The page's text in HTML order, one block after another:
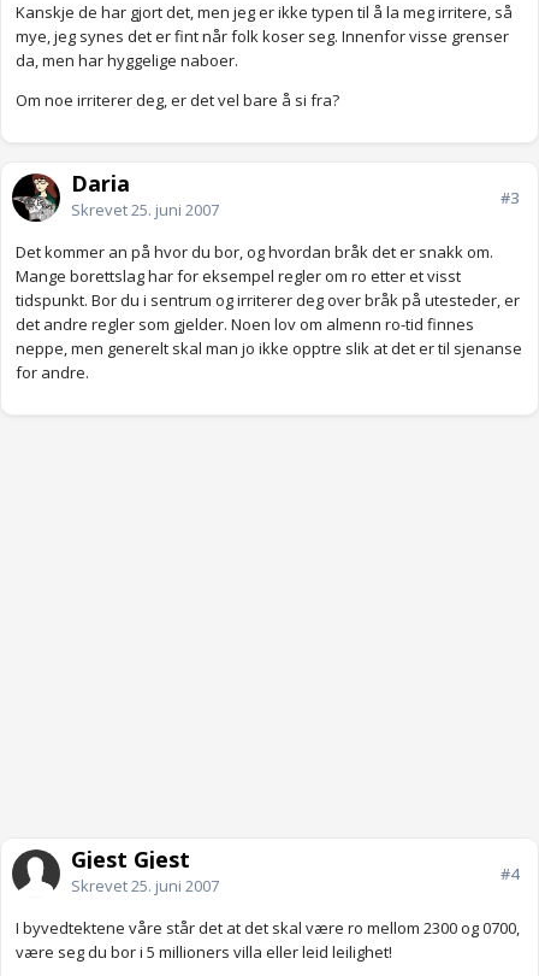
Kanskje de har gjort det, men jeg er ikke typen til å la meg irritere, så
mye, jeg synes det er fint når folk koser seg. Innenfor visse grenser
da, men har hyggelige naboer.
Om noe irriterer deg, er det vel bare å si fra?
Daria
Skrevet25. juni 2007
#3
Det kommer an på hvor du bor, og hvordan bråk det er snakk om.
Mange borettslag har for eksempel regler om ro etter et visst
tidspunkt. Bor du i sentrum og irriterer deg over bråk på utesteder, er
det andre regler som gjelder. Noen lov om almenn ro-tid finnes
neppe, men generelt skal man jo ikke opptre slik at det er til sjenanse
for andre.
Gjest Gjest
Skrevet25. juni 2007
#4
I byvedtektene våre står det at det skal være ro mellom 2300 og 0700,
være seg du bor i 5 millioners villa eller leid leilighet!